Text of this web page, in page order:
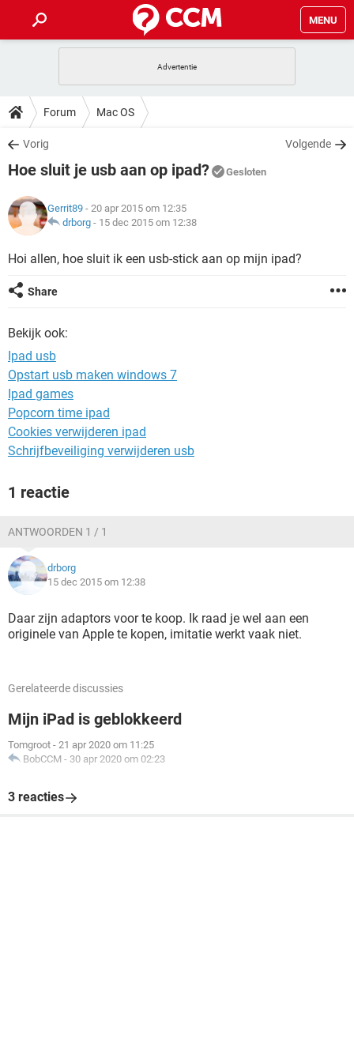
MENU
INSTAGRAM
NETFLIX
GRATIS SNAPCHAT
TIKTOK
HOW-TO
VIDEOBELLEN
GRATIS
TIKTOK
DOWNLOADS
VIDEOBELLEN GAMES
INSTAGRAM
NETFLIX CORONAVIRUS
GRATIS SNAPCHAT
VIDEOBELLEN
INSTAGRAM
NETFLIX CORONAVIRUS
GRATIS
ARTIKELEN
VIDEOBELLEN GAMES
GRATIS
TIKTOK
Forum Mac OS
Vorig Volgende
Hoe sluit je usb aan op ipad? Gesloten
Gerrit89 - 20 apr 2015 om 12:35
drborg - 15 dec 2015 om 12:38
Hoi allen, hoe sluit ik een usb-stick aan op mijn ipad?
Share
Bekijk ook:
Ipad usb
Opstart usb maken windows 7
Ipad games
Popcorn time ipad
Cookies verwijderen ipad
Schrijfbeveiliging verwijderen usb
1 reactie
ANTWOORDEN 1 / 1
drborg
15 dec 2015 om 12:38
Daar zijn adaptors voor te koop. Ik raad je wel aan een
originele van Apple te kopen, imitatie werkt vaak niet.
Gerelateerde discussies
Mijn iPad is geblokkeerd
Tomgroot - 21 apr 2020 om 11:25
BobCCM - 30 apr 2020 om 02:23
3 reacties